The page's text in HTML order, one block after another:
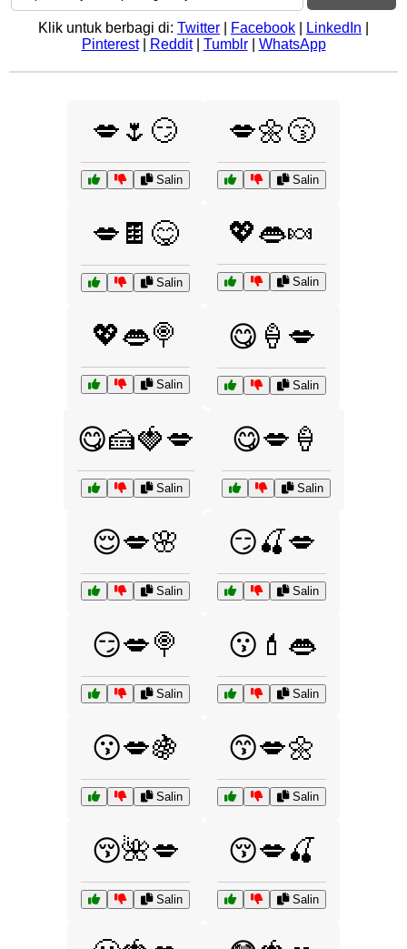
Klik untuk berbagi di: Twitter Facebook LinkedIn
Pinterest| Reddit| Tumblr| WhatsApp
💋🌷😏
Salin
💋🌼😙
Salin
💋🍫😋
Salin
💖👄🍬
Salin
💖👄🍭
Salin
😋🍦💋
Salin
😋🍰🍓💋
Salin
😋💋🍦
Salin
😌💋🌸
Salin
😏🍒💋
Salin
😏💋🍭
Salin
😗💄👄
Salin
😗💋🍇
Salin
😙💋🌼
Salin
😚🌺💋
Salin
😚💋🍒
Salin